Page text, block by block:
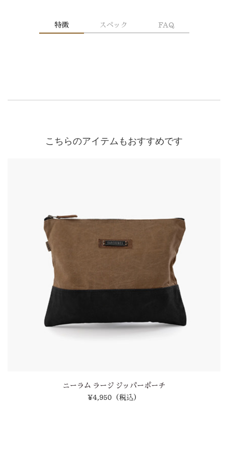
特徴 スペック FAQ
こちらのアイテムもおすすめです
ニーラム ラージ ジッパーポーチ
¥4,950 （税込）